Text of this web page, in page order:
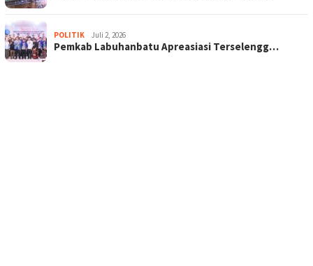
POLITIK Juli 2, 2026
Pemkab Labuhanbatu Apreasiasi Terselengg…